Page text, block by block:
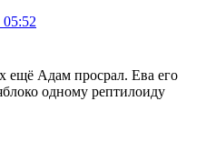
ещё Адам просрал. Ева его
одному рептилоиду